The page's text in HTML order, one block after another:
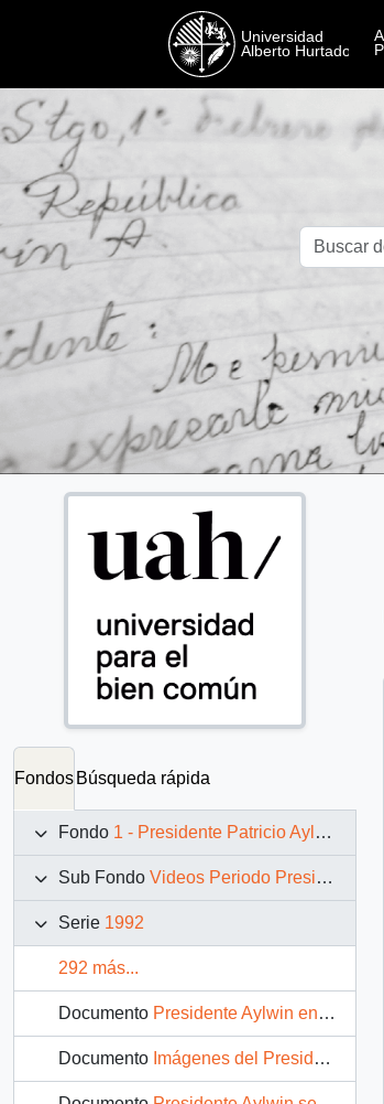
Fondos Búsqueda rápida
Fondo 1 - Presidente Patricio Aylwin Azócar (1990-1994)
Sub Fondo Videos Periodo Presidencial: 1990 – 1994
Serie 1992
292 más...
Documento Presidente Aylwin en gira por Malasia: video
Documento Imágenes del Presidente Aylwin en Gira por Malasia: video